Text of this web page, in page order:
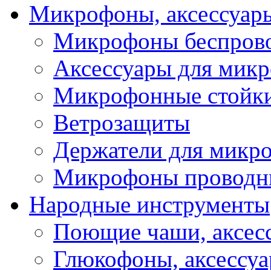
Микрофоны,
Микрофоны
Аксессуары для
Микрофонные
Ветрозащиты
Держатели для
Микрофоны
Народные инструменты
Поющие чаши,
Глюкофоны,